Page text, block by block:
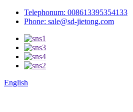
Telephonum: 008613395354133
Phone: sale@sd-jietong.com
English